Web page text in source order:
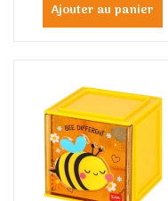
Ajouter au panier